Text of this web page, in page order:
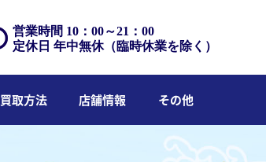
営業時間 10：00～21：00
定休日 年中無休（臨時休業を除く）
買取方法 店舗情報 その他